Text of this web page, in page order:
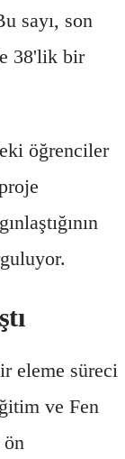
sayı, son
38'lik bir
öğrenciler
eleme süreci
ve Fen